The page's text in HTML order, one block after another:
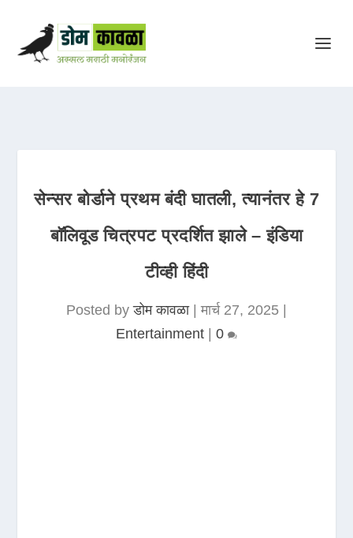
सेन्सर बोर्डाने प्रथम बंदी घातली, त्यानंतर हे 7
बॉलिवूड चित्रपट प्रदर्शित झाले – इंडिया
टीव्ही हिंदी
Posted byडोम कावळा|मार्च 27, 2025
Entertainment
0